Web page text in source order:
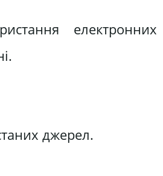
електронних
джерел.